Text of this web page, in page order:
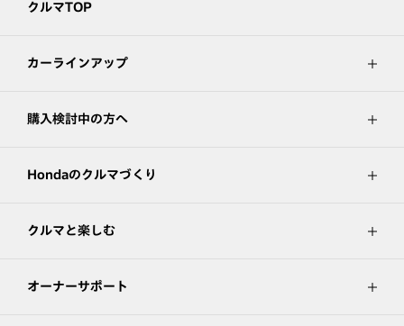
クルマTOP
カーラインアップ
購入検討中の方へ
Hondaのクルマづくり
クルマと楽しむ
オーナーサポート